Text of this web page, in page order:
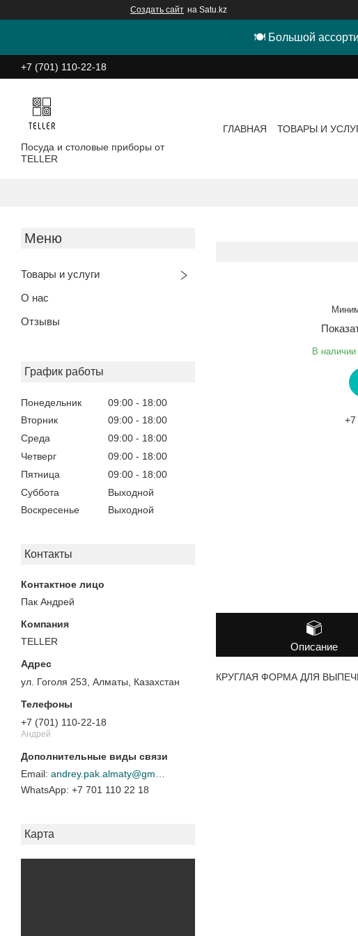
Создать сайт на Satu.kz
🍽 Большой
+7 (701) 110-22-18
Посуда и столовые приборы от
TELLER
ГЛАВНАЯ ТОВАРЫ И
Товары и услуги
О нас
Отзывы
График работы
Понедельник 09:00
18:00
Вторник
09:00
18:00
Среда
09:00
18:00
Четверг
09:00
18:00
Пятница
09:00
18:00
Суббота
Выходной
Воскресенье
Выходной
Контакты
Пак Андрей
TELLER
ул. Гоголя 253, Алматы, Казахстан
+7 (701) 110-22-18
Андрей
+7 701 110 22 18
Карта
В наличии
+7
Описание
КРУГЛАЯ ФОРМА ДЛЯ